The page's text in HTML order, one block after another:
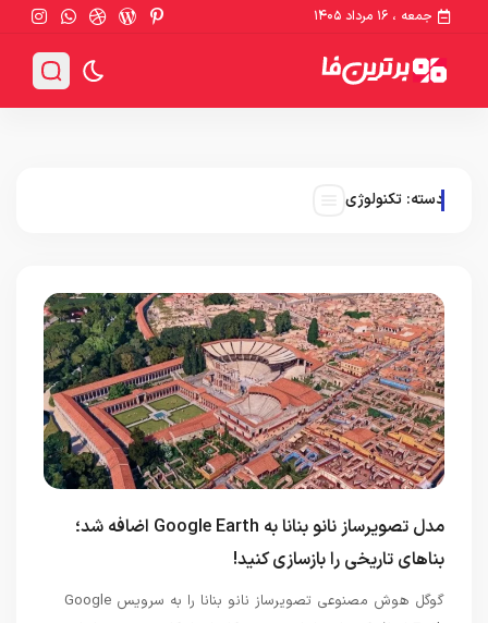
جمعه ، ۱۶ مرداد ۱۴۰۵
دسته: تکنولوژی
مدل تصویرساز نانو بنانا به Google Earth اضافه شد؛
بناهای تاریخی را بازسازی کنید!
گوگل هوش مصنوعی تصویرساز نانو بنانا را به سرویس Google